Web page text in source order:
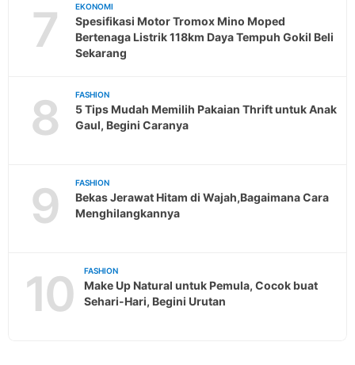
7 EKONOMI
Spesifikasi Motor Tromox Mino Moped
Bertenaga Listrik 118km Daya Tempuh Gokil Beli
Sekarang
8 FASHION
5 Tips Mudah Memilih Pakaian Thrift untuk Anak
Gaul, Begini Caranya
9 FASHION
Bekas Jerawat Hitam di Wajah,Bagaimana Cara
Menghilangkannya
10 FASHION
Make Up Natural untuk Pemula, Cocok buat
Sehari-Hari, Begini Urutan